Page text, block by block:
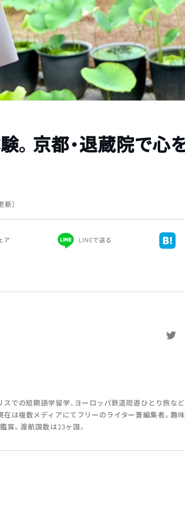
。京都・退蔵院で心
）
ア LINEで送る
スでの短期語学留学、ヨーロッパ鉄道周遊ひとり旅など
は複数メディアにてフリーのライター兼編集者。趣
賞。渡航国数は23ヶ国。